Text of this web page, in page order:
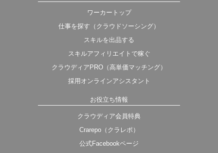
ワーカートップ
仕事を探す（クラウドソーシング）
スキルを出品する
スキルアフィリエイトで稼ぐ
クラウディアPRO（高単価マッチング）
採用オンラインアシスタント
お役立ち情報
クラウディア会員特典
Crarepo（クラレポ）
公式Facebookページ